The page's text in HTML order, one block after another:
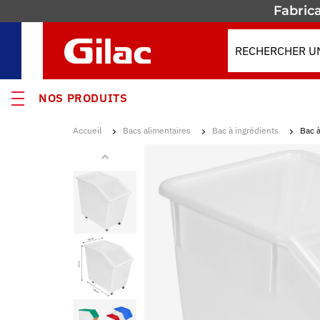
NOS PRODUITS
Accueil Bacs alimentaires Bac à ingrédients Bac